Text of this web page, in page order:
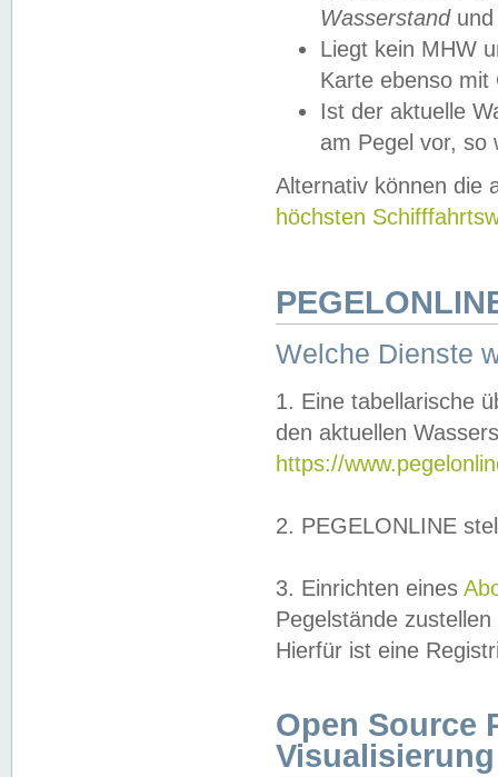
Wasserstandund
Liegt kein MHW
Karte ebenso mit
Ist der aktuelle
am Pegel vor,
Alternativ können die
höchsten
Welche Dienste
1. Eine tabellarische
den aktuellen
https://
2. PEGELONLINE
3. Einrichten eines
Pegelstände
Hierfür ist eine
Open Source
Visualisierung